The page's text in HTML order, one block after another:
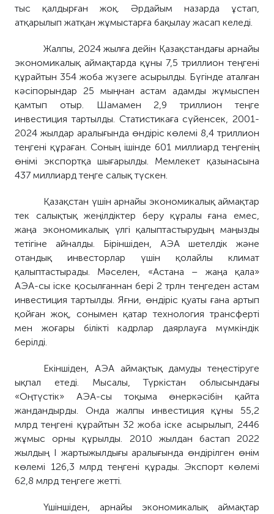
тыс қалдырған жоқ. Әрдайым назарда ұстап,
атқарылып жатқан жұмыстарға бақылау жасап келеді.
Жалпы, 2024 жылға дейін Қазақстандағы арнайы
экономикалық аймақтарда құны 7,5 триллион теңгені
құрайтын 354 жоба жүзеге асырылды. Бүгінде аталған
кәсіпорындар 25 мыңнан астам адамды жұмыспен
қамтып отыр. Шамамен 2,9 триллион теңге
инвестиция тартылды. Статистикаға сүйенсек, 2001-
2024 жылдар аралығында өндіріс көлемі 8,4 триллион
теңгені құраған. Соның ішінде 601 миллиард теңгенің
өнімі экспортқа шығарылды. Мемлекет қазынасына
437 миллиард теңге салық түскен.
Қазақстан үшін арнайы экономикалық аймақтар
тек салықтық жеңілдіктер беру құралы ғана емес,
жаңа экономикалық үлгі қалыптастырудың маңызды
тетігіне айналды. Біріншіден, АЭА шетелдік және
отандық инвесторлар үшін қолайлы климат
қалыптастырады. Мәселен, «Астана – жаңа қала»
АЭА-сы іске қосылғаннан бері 2 трлн теңгеден астам
инвестиция тартылды. Яғни, өндіріс қуаты ғана артып
қойған жоқ, сонымен қатар технология трансферті
мен жоғары білікті кадрлар даярлауға мүмкіндік
берілді.
Екіншіден, АЭА аймақтық дамуды теңестіруге
ықпал етеді. Мысалы, Түркістан облысындағы
«Оңтүстік» АЭА-сы тоқыма өнеркәсібін қайта
жандандырды. Онда жалпы инвестиция құны 55,2
млрд теңгені құрайтын 32 жоба іске асырылып, 2446
жұмыс орны құрылды. 2010 жылдан бастап 2022
жылдың І жартыжылдығы аралығында өндірілген өнім
көлемі 126,3 млрд теңгені құрады. Экспорт көлемі
62,8 млрд теңгеге жетті.
Үшіншіден, арнайы экономикалық аймақтар